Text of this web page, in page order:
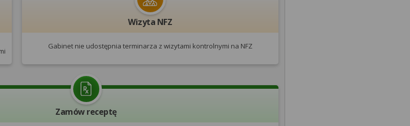
Wizyta NFZ
Gabinet nie udostępnia terminarza z wizytami kontrolnymi na NFZ
Zamów receptę